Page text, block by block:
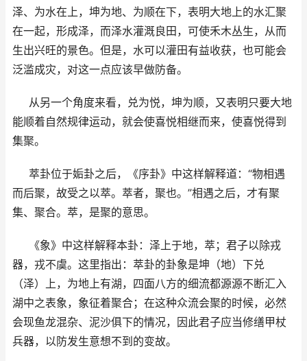
泽、为水在上，坤为地、为顺在下，表明大地上的水汇聚
在一起，形成泽，而泽水灌溉良田，可使禾木丛生，从而
生出兴旺的景色。但是，水可以灌田有益收获，也可能会
泛滥成灾，对这一点应该早做防备。
从另一个角度来看，兑为悦，坤为顺，又表明只要大地
能顺着自然规律运动，就会使喜悦相继而来，使喜悦得到
集聚。
萃卦位于姤卦之后，《序卦》中这样解释道：“物相遇
而后聚，故受之以萃。萃者，聚也。”相遇之后，才有聚
集、聚合。萃，是聚的意思。
《象》中这样解释本卦：泽上于地，萃；君子以除戎
器，戎不虞。这里指出：萃卦的卦象是坤（地）下兑
（泽）上，为地上有湖，四面八方的细流都源源不断汇入
湖中之表象，象征着聚合；在这种众流会聚的时候，必然
会现鱼龙混杂、泥沙俱下的情况，因此君子应当修缮甲杖
兵器，以防发生意想不到的变故。